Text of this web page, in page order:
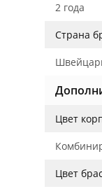
2 года
Страна
Цвет
Цвет